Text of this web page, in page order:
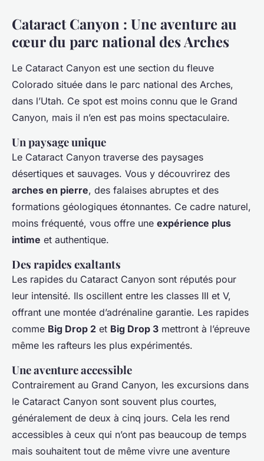
Cataract Canyon : Une aventure au
cœur du parc national des Arches
Le Cataract Canyon est une section du fleuve
Colorado située dans le parc national des Arches,
dans l’Utah. Ce spot est moins connu que le Grand
Canyon, mais il n’en est pas moins spectaculaire.
Un paysage unique
Le Cataract Canyon traverse des paysages
désertiques et sauvages. Vous y découvrirez des
arches en pierre, des falaises abruptes et des
formations géologiques étonnantes. Ce cadre naturel,
moins fréquenté, vous offre une expérience plus
intime et authentique.
Des rapides exaltants
Les rapides du Cataract Canyon sont réputés pour
leur intensité. Ils oscillent entre les classes III et V,
offrant une montée d’adrénaline garantie. Les rapides
comme Big Drop 2 et Big Drop 3 mettront à l’épreuve
même les rafteurs les plus expérimentés.
Une aventure accessible
Contrairement au Grand Canyon, les excursions dans
le Cataract Canyon sont souvent plus courtes,
généralement de deux à cinq jours. Cela les rend
accessibles à ceux qui n’ont pas beaucoup de temps
mais souhaitent tout de même vivre une aventure